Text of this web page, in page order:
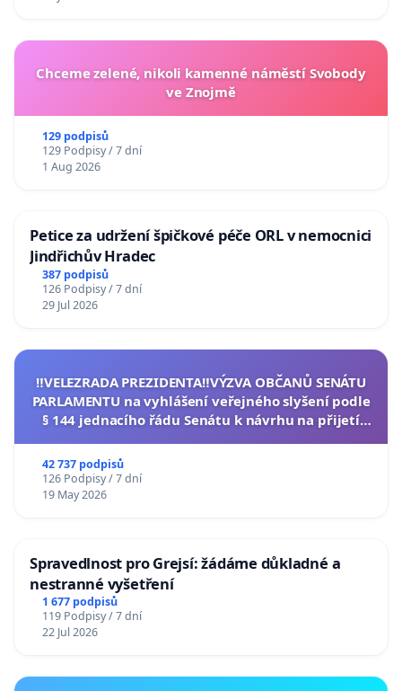
Chceme zelené, nikoli kamenné náměstí Svobody
ve Znojmě
129 podpisů
129 Podpisy / 7 dní
1 Aug 2026
Petice za udržení špičkové péče ORL v nemocnici
Jindřichův Hradec
387 podpisů
126 Podpisy / 7 dní
29 Jul 2026
‼️VELEZRADA PREZIDENTA‼️VÝZVA OBČANŮ SENÁTU
PARLAMENTU na vyhlášení veřejného slyšení podle
§ 144 jednacího řádu Senátu k návrhu na přijetí
42 737 podpisů
126 Podpisy / 7 dní
19 May 2026
Spravedlnost pro Grejsí: žádáme důkladné a
nestranné vyšetření
1 677 podpisů
119 Podpisy / 7 dní
22 Jul 2026